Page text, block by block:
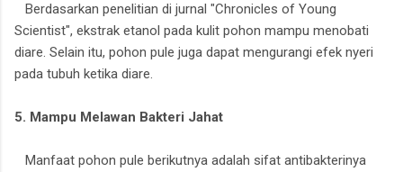
Berdasarkan penelitian di jurnal "Chronicles of Young
Scientist", ekstrak etanol pada kulit pohon mampu menobati
diare. Selain itu, pohon pule juga dapat mengurangi efek nyeri
pada tubuh ketika diare.
5. Mampu Melawan Bakteri Jahat
Manfaat pohon pule berikutnya adalah sifat antibakterinya